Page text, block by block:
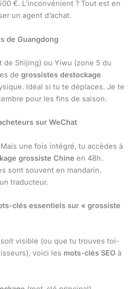
€. L’inconvénient ? Tout est en
un agent d’achat.
de Guangdong
de Shijing) ou Yiwu (zone 5 du
de grossistes destockage
Idéal si tu te déplaces. Je te
pour les fins de saison.
sur WeChat
une fois intégré, tu accèdes à
grossiste Chine en 48h.
sont souvent en mandarin.
traducteur.
clés essentiels sur « grossiste
visible (ou que tu trouves toi-
voici les mots-clés SEO à